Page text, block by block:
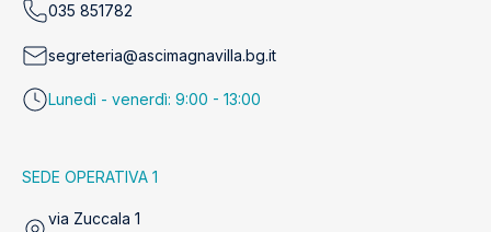
035 851782
segreteria@ascimagnavilla.bg.it
Lunedì - venerdì: 9:00 - 13:00
SEDE OPERATIVA 1
via Zuccala 1